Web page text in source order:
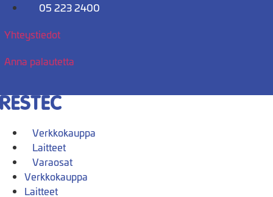
Mene
05 223 2400
Yhteystiedot
Anna palautetta
Verkkokauppa
Laitteet
Varaosat
Verkkokauppa
Laitteet